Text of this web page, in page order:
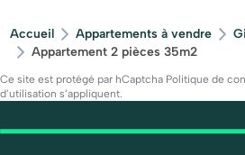
Accueil Appartements à vendre
Appartement 2 pièces 35m2
Ce site est protégé par hCaptcha Politique de
d’utilisation s’appliquent.